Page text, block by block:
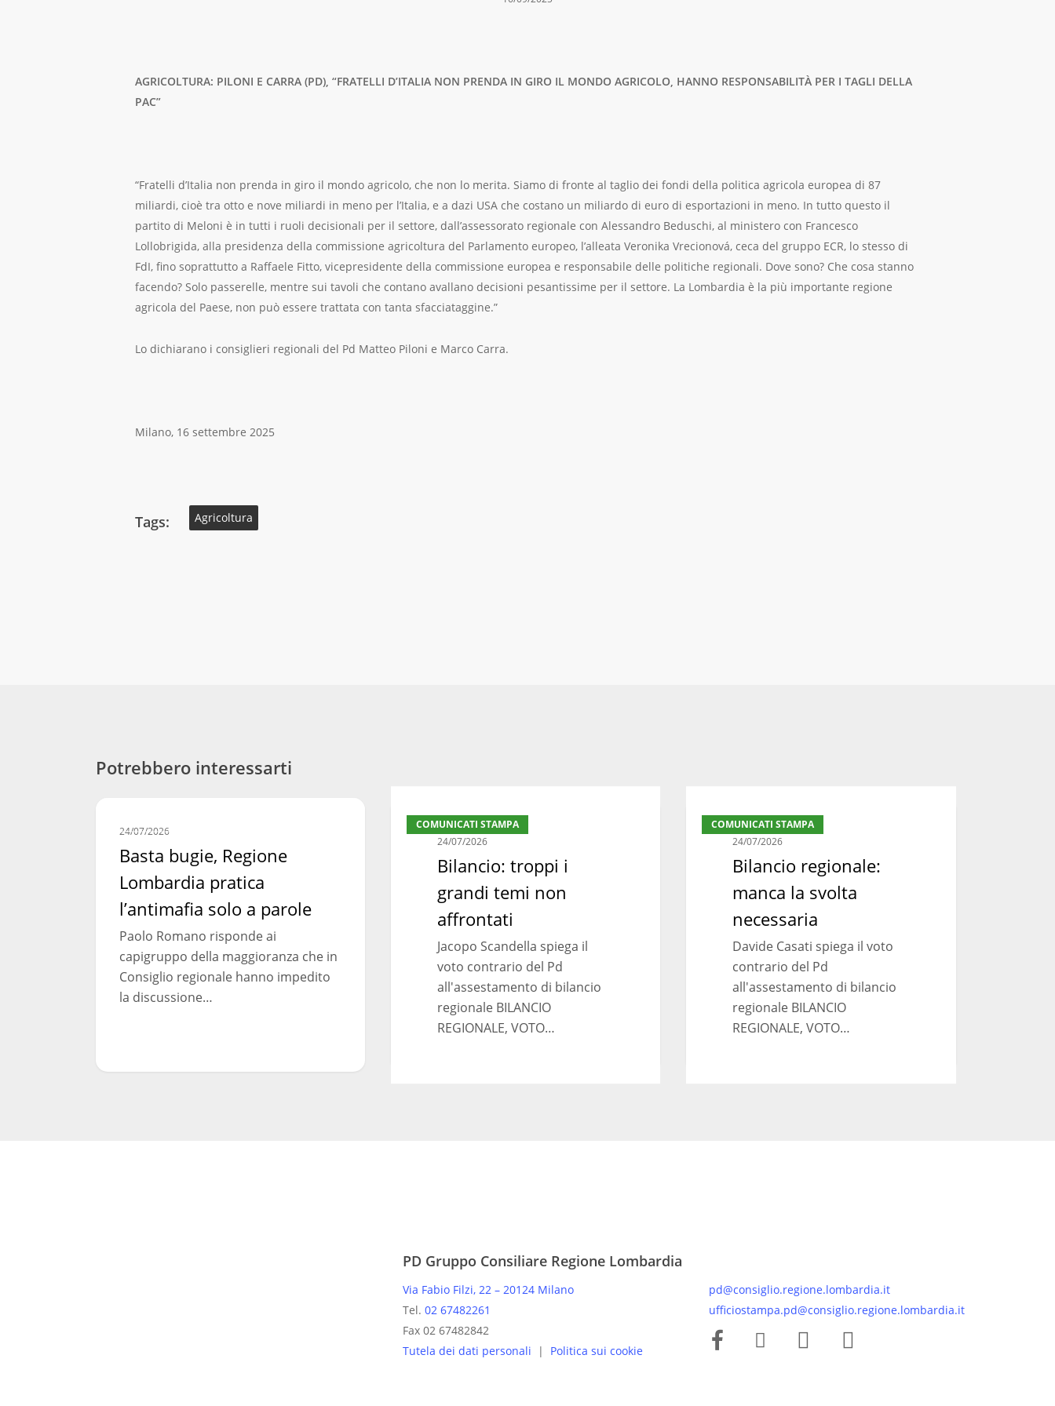
AGRICOLTURA: PILONI E CARRA (PD), “FRATELLI D’ITALIA NON PRENDA IN GIRO IL MONDO AGRICOLO, HANNO RESPONSABILITÀ PER I TAGLI DELLA
PAC”
“Fratelli d’Italia non prenda in giro il mondo agricolo, che non lo merita. Siamo di fronte al taglio dei fondi della politica agricola europea di 87
miliardi, cioè tra otto e nove miliardi in meno per l’Italia, e a dazi USA che costano un miliardo di euro di esportazioni in meno. In tutto questo il
partito di Meloni è in tutti i ruoli decisionali per il settore, dall’assessorato regionale con Alessandro Beduschi, al ministero con Francesco
Lollobrigida, alla presidenza della commissione agricoltura del Parlamento europeo, l’alleata Veronika Vrecionová, ceca del gruppo ECR, lo stesso di
FdI, fino soprattutto a Raffaele Fitto, vicepresidente della commissione europea e responsabile delle politiche regionali. Dove sono? Che cosa stanno
facendo? Solo passerelle, mentre sui tavoli che contano avallano decisioni pesantissime per il settore. La Lombardia è la più importante regione
agricola del Paese, non può essere trattata con tanta sfacciataggine.”
Lo dichiarano i consiglieri regionali del Pd Matteo Piloni e Marco Carra.
Milano, 16 settembre 2025
Tags: Agricoltura
Potrebbero interessarti
bugie,
Regione
pratica
l’antimafia
parole
24/07/2026
Basta bugie, Regione
Lombardia pratica
l’antimafia solo a parole
Paolo Romano risponde ai
capigruppo della maggioranza che in
Consiglio regionale hanno impedito
la discussione…
COMUNICATI STAMPA
troppi
affrontati
24/07/2026
Bilancio: troppi i
grandi temi non
affrontati
Jacopo Scandella spiega il
voto contrario del Pd
all'assestamento di bilancio
regionale BILANCIO
REGIONALE, VOTO…
COMUNICATI STAMPA
regionale:
24/07/2026
Bilancio regionale:
manca la svolta
necessaria
Davide Casati spiega il voto
contrario del Pd
all'assestamento di bilancio
regionale BILANCIO
REGIONALE, VOTO…
PD Gruppo Consiliare Regione Lombardia
Via Fabio Filzi, 22 – 20124 Milano
Tel.02 67482261
Fax 02 67482842
Tutela dei dati personali
| Politica sui cookie
pd@consiglio.regione.lombardia.it
ufficiostampa.pd@consiglio.regione.lombardia.it
Pagine Facebook Gruppo Consiliare PD LombardiaPagina Messenger Gruppo Consiliare PD LombardiaPagina Instagram Gruppo PD LombardiaPagina Youtube Gruppo PD Lombardia